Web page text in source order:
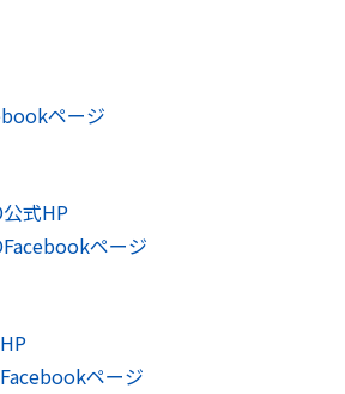
ページ
公式HP
ページ
ページ